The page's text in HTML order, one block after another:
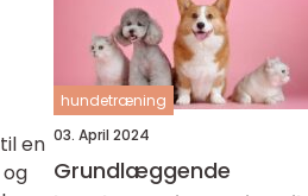
en
hundetræning
03. April 2024
Grundlæggende